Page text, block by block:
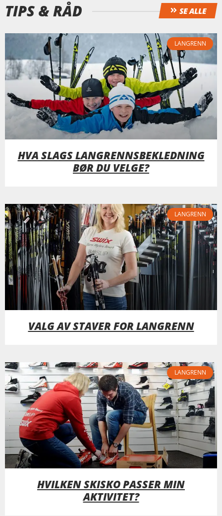
TIPS & RÅD SE ALLE
LANGRENN
HVA SLAGS LANGRENNSBEKLEDNING
BØR DU VELGE?
LANGRENN
VALG AV STAVER FOR LANGRENN
LANGRENN
HVILKEN SKISKO PASSER MIN
AKTIVITET?